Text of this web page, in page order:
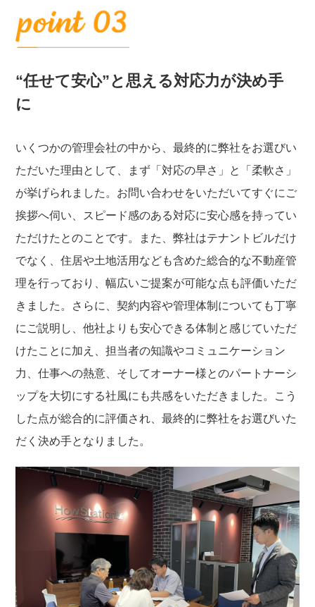
“任せて安心”と思える対応力が決め手
に
いくつかの管理会社の中から、最終的に弊社をお選びい
ただいた理由として、まず「対応の早さ」と「柔軟さ」
が挙げられました。お問い合わせをいただいてすぐにご
挨拶へ伺い、スピード感のある対応に安心感を持ってい
ただけたとのことです。また、弊社はテナントビルだけ
でなく、住居や土地活用なども含めた総合的な不動産管
理を行っており、幅広いご提案が可能な点も評価いただ
きました。さらに、契約内容や管理体制についても丁寧
にご説明し、他社よりも安心できる体制と感じていただ
けたことに加え、担当者の知識やコミュニケーション
力、仕事への熱意、そしてオーナー様とのパートナーシ
ップを大切にする社風にも共感をいただきました。こう
した点が総合的に評価され、最終的に弊社をお選びいた
だく決め手となりました。